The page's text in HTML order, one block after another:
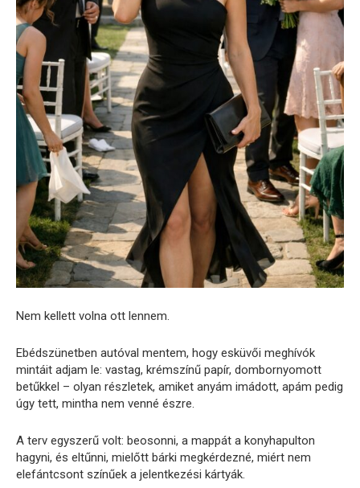
Nem kellett volna ott lennem.
Ebédszünetben autóval mentem, hogy esküvői meghívók
mintáit adjam le: vastag, krémszínű papír, dombornyomott
betűkkel – olyan részletek, amiket anyám imádott, apám pedig
úgy tett, mintha nem venné észre.
A terv egyszerű volt: beosonni, a mappát a konyhapulton
hagyni, és eltűnni, mielőtt bárki megkérdezné, miért nem
elefántcsont színűek a jelentkezési kártyák.